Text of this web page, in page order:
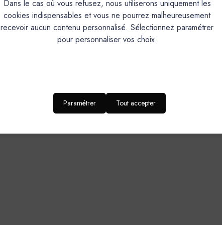
Perméabilité à la vapeur d'eau, très bonne tenue aux U.V,naturellement
85
Mélange à faire sur chantier.
Dans le cas où vous refusez, nous utiliserons uniquement les
cookies indispensables et vous ne pourrez malheureusement
recevoir aucun contenu personnalisé. Sélectionnez paramétrer
pour personnaliser vos choix.
Paramétrer Tout accepter